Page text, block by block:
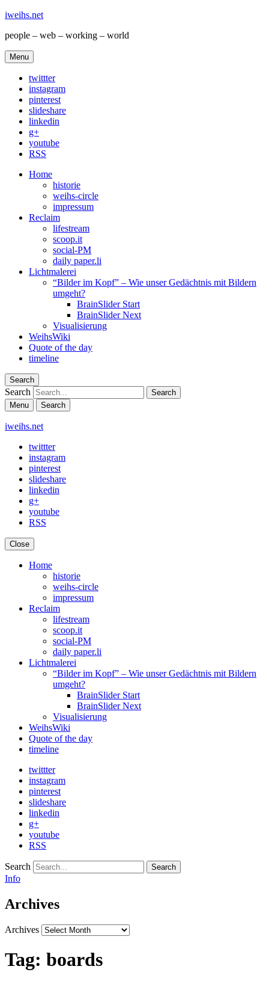
iweihs.net
people – web – working – world
Menu
twittter
instagram
pinterest
slideshare
linkedin
g+
youtube
RSS
Home
historie
weihs-circle
impressum
Reclaim
lifestream
scoop.it
social-PM
daily paper.li
Lichtmalerei
“Bilder im Kopf” – Wie unser Gedächtnis mit Bildern
umgeht?
BrainSlider Start
BrainSlider Next
Visualisierung
WeihsWiki
Quote of the day
timeline
Search
Search
Menu Search
iweihs.net
twittter
instagram
pinterest
slideshare
linkedin
g+
youtube
RSS
Close
Home
historie
weihs-circle
impressum
Reclaim
lifestream
scoop.it
social-PM
daily paper.li
Lichtmalerei
“Bilder im Kopf” – Wie unser Gedächtnis mit Bildern
umgeht?
BrainSlider Start
BrainSlider Next
Visualisierung
WeihsWiki
Quote of the day
timeline
twittter
instagram
pinterest
slideshare
linkedin
g+
youtube
RSS
Search
Info
Archives
Archives
Tag: boards